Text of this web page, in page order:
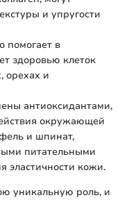
и упругости
помогает в
здоровью клеток
орехах и
антиоксидантами,
окружающей
и шпинат,
питательными
эластичности кожи.
уникальную роль, и